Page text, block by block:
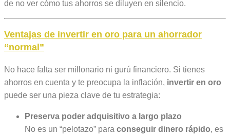
de no ver cómo tus ahorros se diluyen en silencio.
Ventajas de invertir en oro para un ahorrador
“normal”
No hace falta ser millonario ni gurú financiero. Si tienes
ahorros en cuenta y te preocupa la inflación, invertir en oro
puede ser una pieza clave de tu estrategia:
Preserva poder adquisitivo a largo plazo
No es un “pelotazo” para conseguir dinero rápido, es